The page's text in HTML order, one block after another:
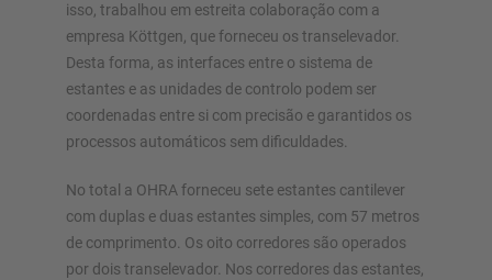
isso, trabalhou em estreita colaboração com a
empresa Köttgen, que forneceu os transelevador.
Desta forma, as interfaces entre o sistema de
estantes e as unidades de controlo podem ser
coordenadas entre si com precisão e garantidos os
processos automáticos sem dificuldades.
No total a OHRA forneceu sete estantes cantilever
com duplas e duas estantes simples, com 57 metros
de comprimento. Os oito corredores são operados
por dois transelevador. Nos corredores das estantes,